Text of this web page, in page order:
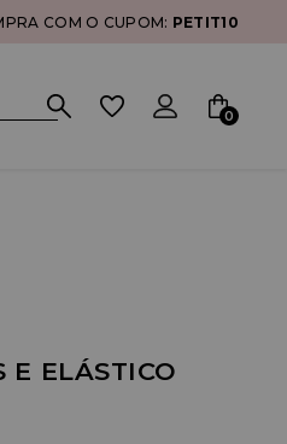
COM O CUPOM: PETIT10
0
E ELÁSTICO